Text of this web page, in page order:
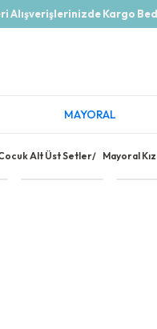
Alışverişlerinizde Kargo
MAYORAL
Cocuk Alt Üst Setler/ Mayoral